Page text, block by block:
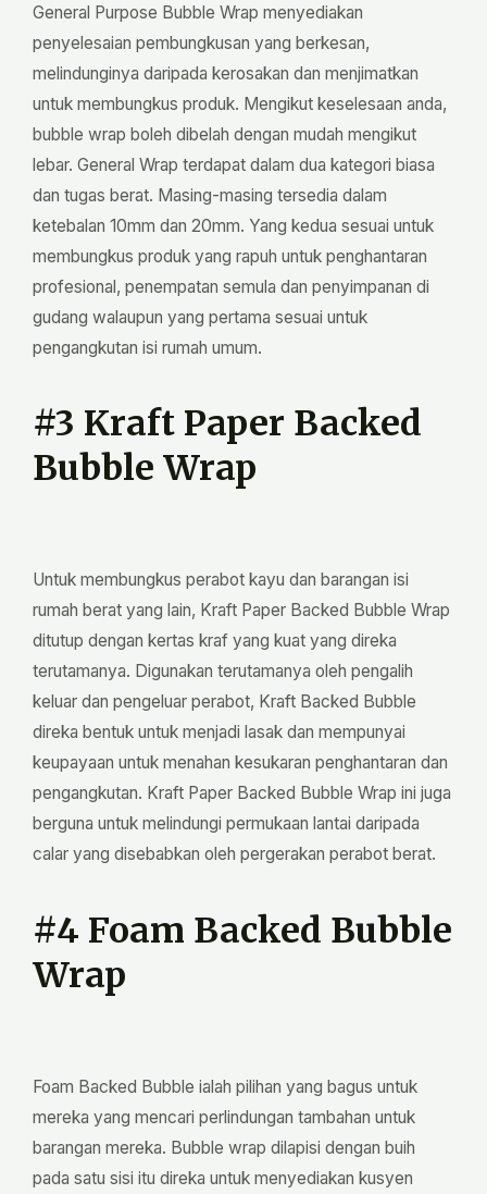
General Purpose Bubble Wrap menyediakan
penyelesaian pembungkusan yang berkesan,
melindunginya daripada kerosakan dan menjimatkan
untuk membungkus produk. Mengikut keselesaan anda,
bubble wrap boleh dibelah dengan mudah mengikut
lebar. General Wrap terdapat dalam dua kategori biasa
dan tugas berat. Masing-masing tersedia dalam
ketebalan 10mm dan 20mm. Yang kedua sesuai untuk
membungkus produk yang rapuh untuk penghantaran
profesional, penempatan semula dan penyimpanan di
gudang walaupun yang pertama sesuai untuk
pengangkutan isi rumah umum.
#3 Kraft Paper Backed
Bubble Wrap
Untuk membungkus perabot kayu dan barangan isi
rumah berat yang lain, Kraft Paper Backed Bubble Wrap
ditutup dengan kertas kraf yang kuat yang direka
terutamanya. Digunakan terutamanya oleh pengalih
keluar dan pengeluar perabot, Kraft Backed Bubble
direka bentuk untuk menjadi lasak dan mempunyai
keupayaan untuk menahan kesukaran penghantaran dan
pengangkutan. Kraft Paper Backed Bubble Wrap ini juga
berguna untuk melindungi permukaan lantai daripada
calar yang disebabkan oleh pergerakan perabot berat.
#4 Foam Backed Bubble
Wrap
Foam Backed Bubble ialah pilihan yang bagus untuk
mereka yang mencari perlindungan tambahan untuk
barangan mereka. Bubble wrap dilapisi dengan buih
pada satu sisi itu direka untuk menyediakan kusyen